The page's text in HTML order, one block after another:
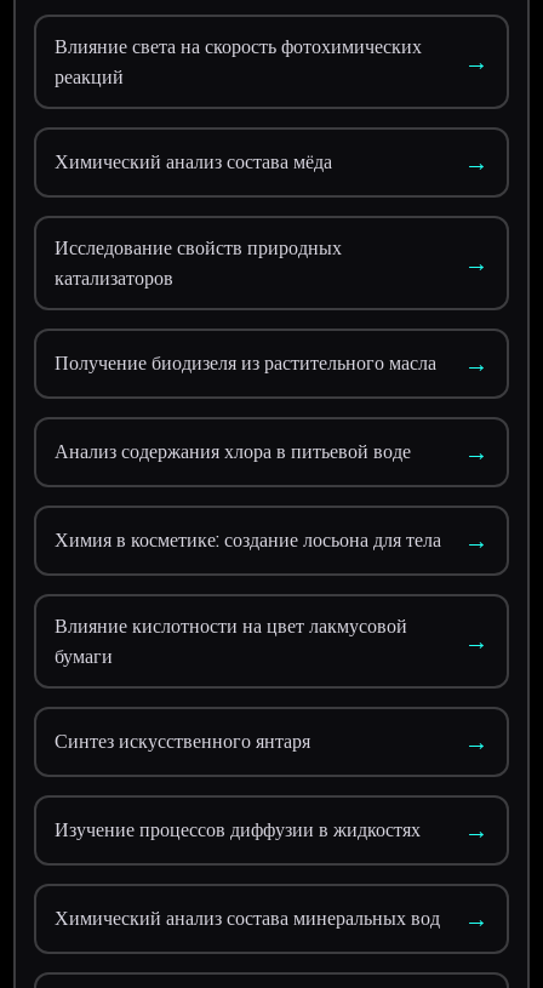
Влияние света на скорость фотохимических
реакций
→
Химический анализ состава мёда →
Исследование свойств природных
катализаторов
→
Получение биодизеля из растительного масла →
Анализ содержания хлора в питьевой воде →
Химия в косметике: создание лосьона для тела →
Влияние кислотности на цвет лакмусовой
бумаги
→
Синтез искусственного янтаря →
Изучение процессов диффузии в жидкостях →
Химический анализ состава минеральных вод →